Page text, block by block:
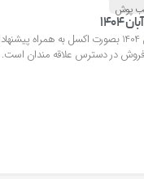
تقویم محتوایی آبان 1404 بصورت اکسل به همراه پیشنهادات
در دسترس علاقه مندان است.